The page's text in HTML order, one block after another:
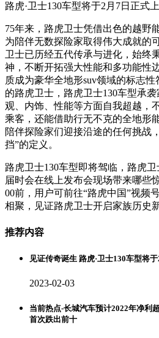
路虎·卫士130车型将于2月7日正式
75年来，路虎卫士凭借出色的越野
为陪伴无数探险家取得伟大成就的
卫士已历经五代传承与进化，始终
神，不断开拓强大性能和多功能性
质成为豪华全地形suv领域的标志
的路虎卫士，路虎卫士130车型承
观、内饰、性能等方面自我超越，
乘客，还能借助行无不克的全地形
陪伴探险家们迎接沿途的任何挑战
挡”的定义。
路虎卫士130车型即将驾临，路虎
届时会在线上发布会现场带来哪些
00前，用户可前往“路虎中国”视频
相聚，见证路虎卫士开启家族历史
推荐内容
见证传奇诞生 路虎·卫士130车型将
2023-02-03
当前热点-长城汽车预计2022年净利
首次跌出前十